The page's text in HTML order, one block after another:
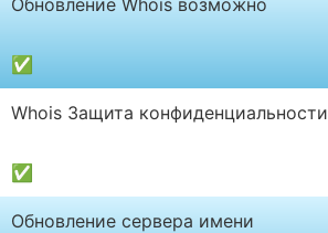
✅
Whois Защита конфиденциальности
✅
Обновление сервера имени